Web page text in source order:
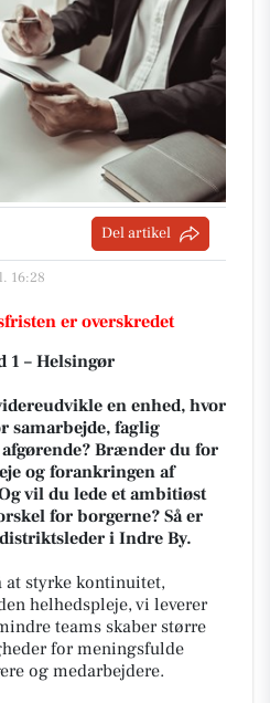
Del artikel
16:28
er overskredet
1 – Helsingør
en enhed, hvor
samarbejde, faglig
Brænder du for
og forankringen af
vil du lede et ambitiøst
for borgerne? Så er
i Indre By.
at styrke kontinuitet,
helhedspleje, vi leverer
teams skaber større
for meningsfulde
og medarbejdere.